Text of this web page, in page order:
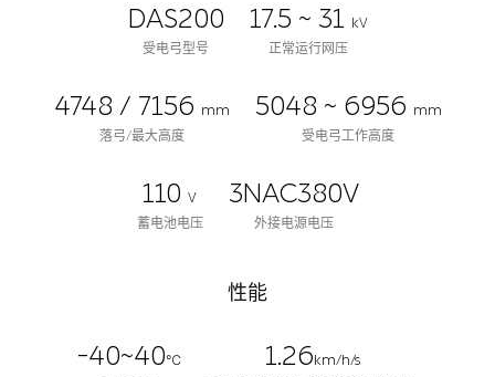
DAS200
受电弓型号
17.5 ~ 31
kV
正常运行网压
4748 / 7156 mm
落弓/最大高度
5048 ~ 6956 mm
受电弓工作高度
110 V
蓄电池电压
3NAC380V
外接电源电压
性能
-40~40℃
1.26 km/h/s